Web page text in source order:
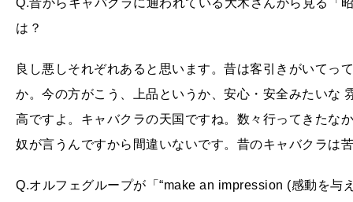
は？
良し悪しそれぞれあると思います。昔は客引きがいてっ
か。今の方がこう、上品というか、安心・安全みたいな
高ですよ。キャバクラの天国ですね。数々行ってきたな
奴が言うんですから間違いないです。昔のキャバクラは
Q.オルフェグループが「“make an impression (感動を